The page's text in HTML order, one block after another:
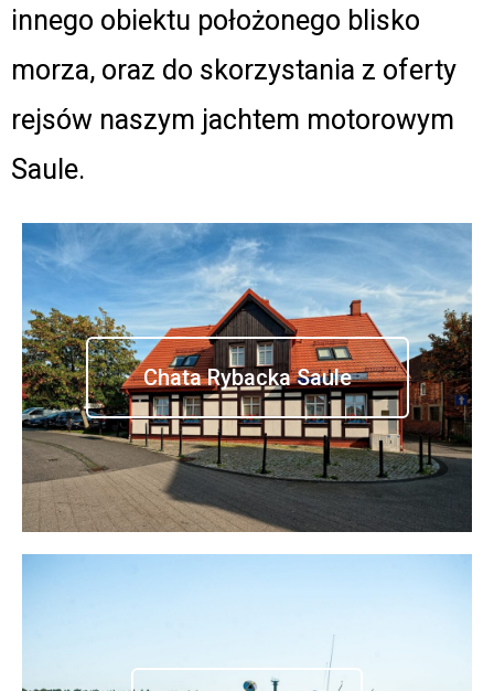
innego obiektu położonego blisko
morza, oraz do skorzystania z oferty
rejsów naszym jachtem motorowym
Saule.
Chata Rybacka Saule